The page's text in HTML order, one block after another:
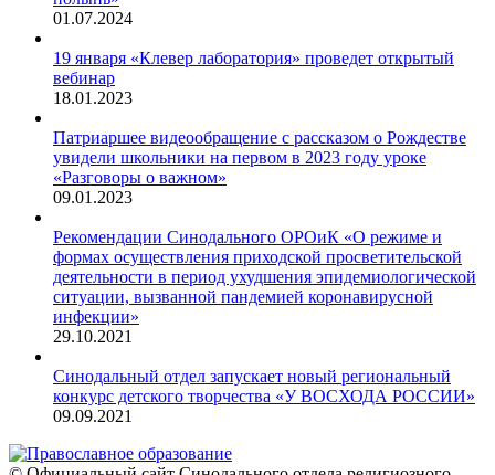
01.07.2024
19 января «Клевер лаборатория» проведет открытый
вебинар
18.01.2023
Патриаршее видеообращение с рассказом о Рождестве
увидели школьники на первом в 2023 году уроке
«Разговоры о важном»
09.01.2023
Рекомендации Синодального ОРОиК «О режиме и
формах осуществления приходской просветительской
деятельности в период ухудшения эпидемиологической
ситуации, вызванной пандемией коронавирусной
инфекции»
29.10.2021
Синодальный отдел запускает новый региональный
конкурс детского творчества «У ВОСХОДА РОССИИ»
09.09.2021